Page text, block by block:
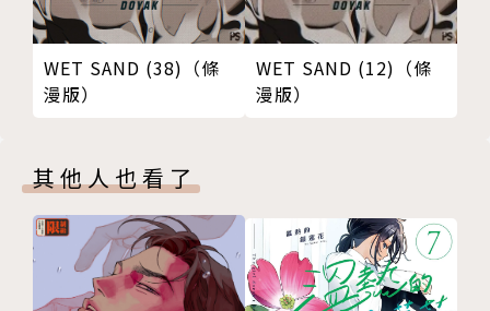
WET SAND (38)（條
漫版）
WET SAND (12)（條
漫版）
其他人也看了